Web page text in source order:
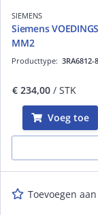
SIEMENS
Siemens
MM2
Producttype: 3RA6812-
€ 234,00 / STK
Voeg toe
Toevoegen